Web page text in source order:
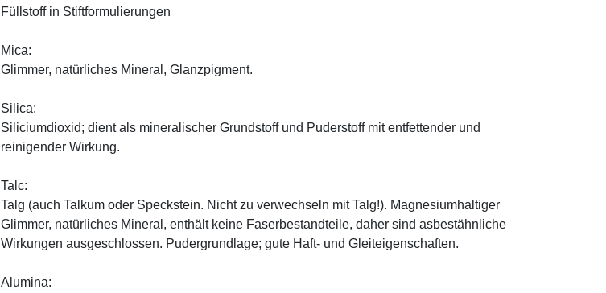
Füllstoff in Stiftformulierungen
Mica:
Glimmer, natürliches Mineral, Glanzpigment.
Silica:
Siliciumdioxid; dient als mineralischer Grundstoff und Puderstoff mit entfettender und
reinigender Wirkung.
Talc:
Talg (auch Talkum oder Speckstein. Nicht zu verwechseln mit Talg!). Magnesiumhaltiger
Glimmer, natürliches Mineral, enthält keine Faserbestandteile, daher sind asbestähnliche
Wirkungen ausgeschlossen. Pudergrundlage; gute Haft- und Gleiteigenschaften.
Alumina: